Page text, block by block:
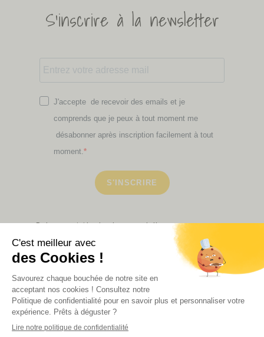
S'inscrire à la newsletter
J'accepte de recevoir des emails et je
comprends que je peux à tout moment me
désabonner après inscription facilement à tout
moment.
S'INSCRIRE
Retrouvez ici toutes les newsletters que vous avez
VOIR NOS PARTENAIRES
LA BOUTIQUE